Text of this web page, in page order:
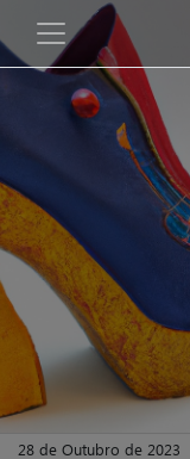
28 de Outubro de 2023